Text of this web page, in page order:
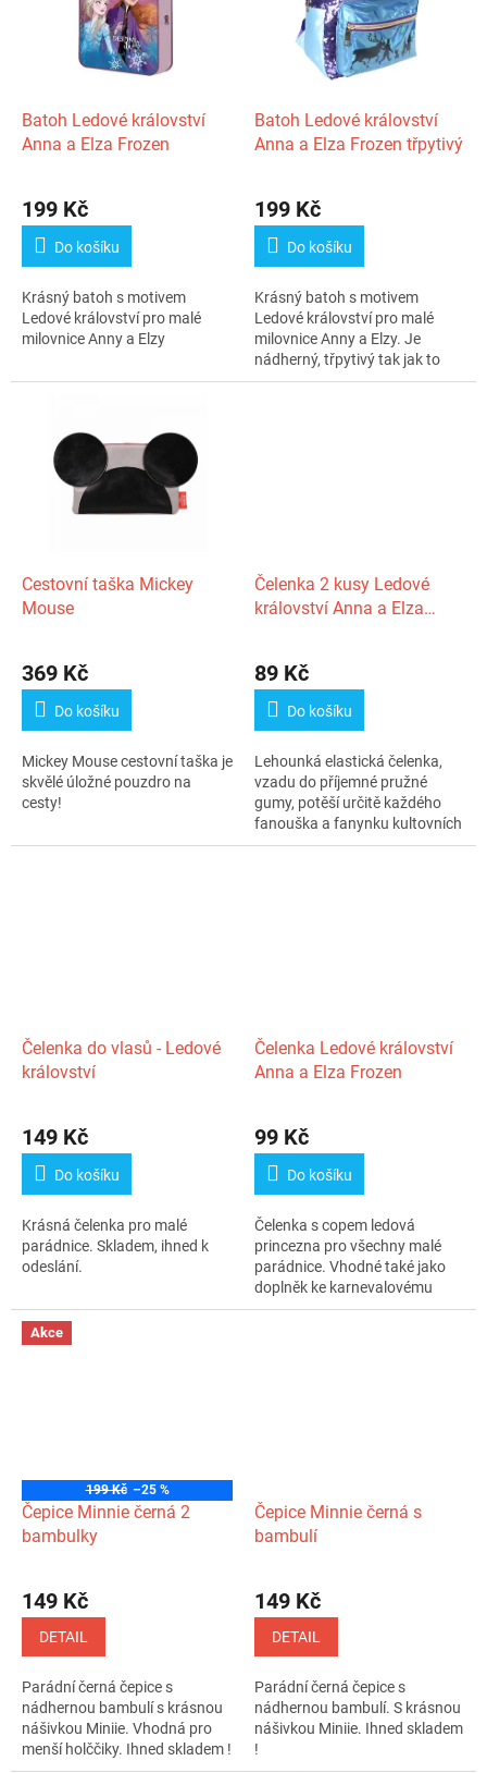
Batoh Ledové království
Anna a Elza Frozen
199 Kč
Do košíku
Krásný batoh s motivem
Ledové království pro malé
milovnice Anny a Elzy
Batoh Ledové království
Anna a Elza Frozen třpytivý
199 Kč
Do košíku
Krásný batoh s motivem
Ledové království pro malé
milovnice Anny a Elzy. Je
nádherný, třpytivý tak jak to
mají malé...
Cestovní taška Mickey
Mouse
369 Kč
Do košíku
Mickey Mouse cestovní taška je
skvělé úložné pouzdro na
cesty!
Čelenka 2 kusy Ledové
království Anna a Elza
hodnocení
produktu
5
hvězdiček.
89 Kč
Do košíku
Lehounká elastická čelenka,
vzadu do příjemné pružné
gumy, potěší určitě každého
fanouška a fanynku kultovních
filmů...
Čelenka do vlasů - Ledové
království
149 Kč
Do košíku
Krásná čelenka pro malé
parádnice. Skladem, ihned k
odeslání.
Čelenka Ledové království
Anna a Elza Frozen
hodnocení
produktu
5
hvězdiček.
99 Kč
Do košíku
Čelenka s copem ledová
princezna pro všechny malé
parádnice. Vhodné také jako
doplněk ke karnevalovému
kostýmu.
Akce
199 Kč –25 %
Čepice Minnie černá 2
bambulky
149 Kč
DETAIL
Parádní černá čepice s
nádhernou bambulí s krásnou
nášivkou Miniie. Vhodná pro
menší holččiky. Ihned skladem !
Čepice Minnie černá s
bambulí
hodnocení
produktu
5
hvězdiček.
149 Kč
DETAIL
Parádní černá čepice s
nádhernou bambulí. S krásnou
nášivkou Miniie. Ihned skladem
!